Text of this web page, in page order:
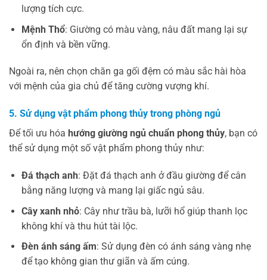
lượng tích cực.
Mệnh Thổ: Giường có màu vàng, nâu đất mang lại sự
ổn định và bền vững.
Ngoài ra, nên chọn chăn ga gối đệm có màu sắc hài hòa
với mệnh của gia chủ để tăng cường vượng khí.
5. Sử dụng vật phẩm phong thủy trong phòng ngủ
Để tối ưu hóa hướng giường ngủ chuẩn phong thủy, bạn có
thể sử dụng một số vật phẩm phong thủy như:
Đá thạch anh: Đặt đá thạch anh ở đầu giường để cân
bằng năng lượng và mang lại giấc ngủ sâu.
Cây xanh nhỏ: Cây như trầu bà, lưỡi hổ giúp thanh lọc
không khí và thu hút tài lộc.
Đèn ánh sáng ấm: Sử dụng đèn có ánh sáng vàng nhẹ
để tạo không gian thư giãn và ấm cúng.